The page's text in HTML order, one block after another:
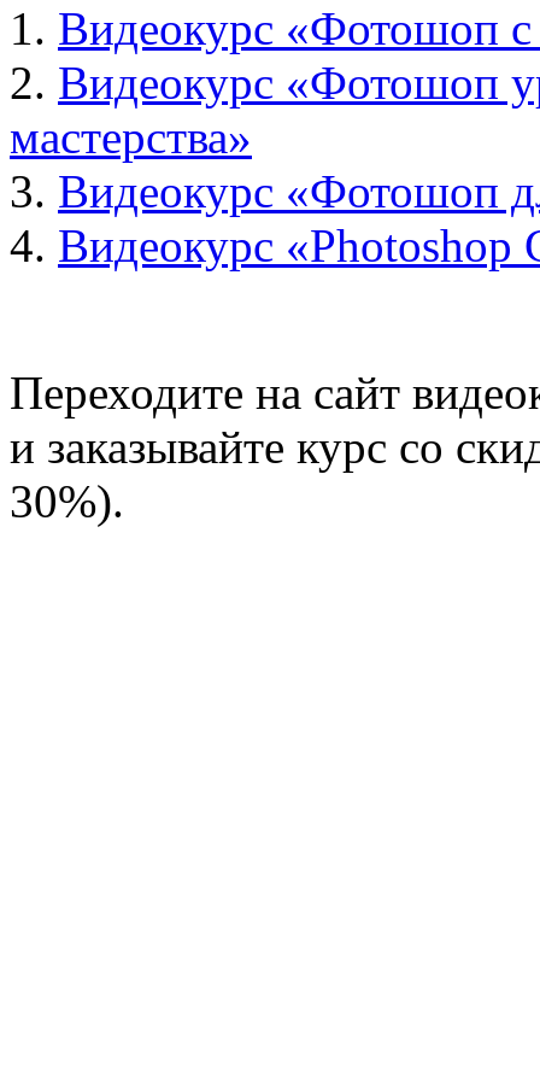
1. Видеокурс «Фотошоп с
2. Видеокурс «Фотошоп
мастерства»
3. Видеокурс «Фотошоп
4. Видеокурс «Photoshop
Переходите на сайт
и заказывайте курс со
30%).